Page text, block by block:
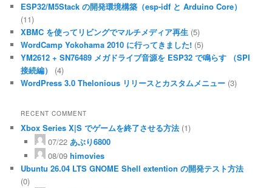
ESP32/M5Stack の開発環境構築（esp-idf と Arduino Core）
(11)
XBMC を使ってリビングでマルチメディア再生 (5)
WordCamp Yokohama 2010 に行ってきました! (5)
YM2612 + SN76489 メガドライブ音源を ESP32 で鳴らす （SPI
接続編）
(4)
WordPress 3.0 Thelonious リリースとカスタムメニュー (3)
RECENT COMMENT
Xbox Series X|S でゲームを終了させる方法(1)
07/22 あぶり6800
08/09 himovies
Ubuntu 26.04 LTS GNOME Shell extention の開発テスト方法
(0)